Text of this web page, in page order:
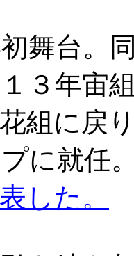
舞台。
３年宙
組に戻
に就任
した。